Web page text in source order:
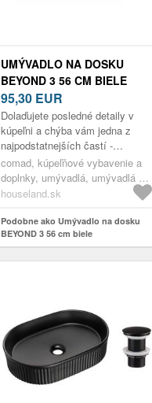
UMÝVADLO NA DOSKU
BEYOND 3 56 CM BIELE
95,30 EUR
Dolaďujete posledné detaily v
kúpeľni a chýba vám jedna z
najpodstatnejších častí -
umývadlo? Vaša cesta za
hľadaním toho pravého
orechového sa prá...
comad, kúpeľňové vybavenie a
doplnky, umývadlá, umývadlá na
dosku
houseland.sk
Podobne ako Umývadlo na dosku
BEYOND 3 56 cm biele